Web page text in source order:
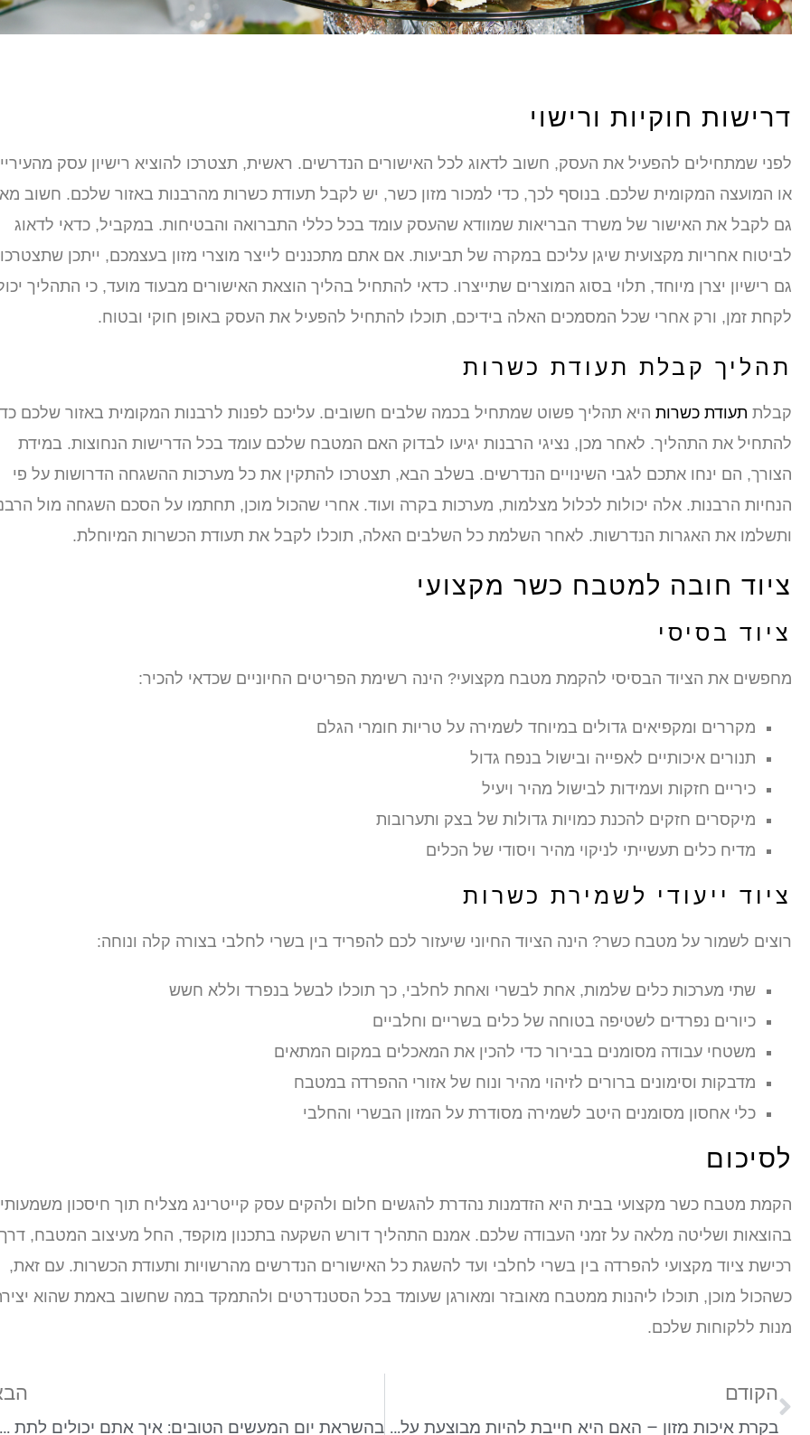
דרישות חוקיות ורישוי
לפני שמתחילים להפעיל את העסק, חשוב לדאוג לכל האישורים הנדרשים. ראשית, תצטרכו להוציא רישיון עסק
או המועצה המקומית שלכם. בנוסף לכך, כדי למכור מזון כשר, יש לקבל תעודת כשרות מהרבנות באזור שלכם. חשוב
גם לקבל את האישור של משרד הבריאות שמוודא שהעסק עומד בכל כללי התברואה והבטיחות. במקביל, כדאי לדאוג
לביטוח אחריות מקצועית שיגן עליכם במקרה של תביעות. אם אתם מתכננים לייצר מוצרי מזון בעצמכם, ייתכן שתצטרכו
גם רישיון יצרן מיוחד, תלוי בסוג המוצרים שתייצרו. כדאי להתחיל בהליך הוצאת האישורים מבעוד מועד, כי התהליך
לקחת זמן, ורק אחרי שכל המסמכים האלה בידיכם, תוכלו להתחיל להפעיל את העסק באופן חוקי ובטוח.
תהליך קבלת תעודת כשרות
קבלת תעודת כשרות היא תהליך פשוט שמתחיל בכמה שלבים חשובים. עליכם לפנות לרבנות המקומית באזור שלכם
להתחיל את התהליך. לאחר מכן, נציגי הרבנות יגיעו לבדוק האם המטבח שלכם עומד בכל הדרישות הנחוצות. במידת
הצורך, הם ינחו אתכם לגבי השינויים הנדרשים. בשלב הבא, תצטרכו להתקין את כל מערכות ההשגחה הדרושות על פי
הנחיות הרבנות. אלה יכולות לכלול מצלמות, מערכות בקרה ועוד. אחרי שהכול מוכן, תחתמו על הסכם השגחה מול
ותשלמו את האגרות הנדרשות. לאחר השלמת כל השלבים האלה, תוכלו לקבל את תעודת הכשרות המיוחלת.
ציוד חובה למטבח כשר מקצועי
ציוד בסיסי
מחפשים את הציוד הבסיסי להקמת מטבח מקצועי? הינה רשימת הפריטים החיוניים שכדאי להכיר:
מקררים ומקפיאים גדולים במיוחד לשמירה על טריות חומרי הגלם
תנורים איכותיים לאפייה ובישול בנפח גדול
כיריים חזקות ועמידות לבישול מהיר ויעיל
מיקסרים חזקים להכנת כמויות גדולות של בצק ותערובות
מדיח כלים תעשייתי לניקוי מהיר ויסודי של הכלים
ציוד ייעודי לשמירת כשרות
רוצים לשמור על מטבח כשר? הינה הציוד החיוני שיעזור לכם להפריד בין בשרי לחלבי בצורה קלה ונוחה:
שתי מערכות כלים שלמות, אחת לבשרי ואחת לחלבי, כך תוכלו לבשל בנפרד וללא חשש
כיורים נפרדים לשטיפה בטוחה של כלים בשריים וחלביים
משטחי עבודה מסומנים בבירור כדי להכין את המאכלים במקום המתאים
מדבקות וסימונים ברורים לזיהוי מהיר ונוח של אזורי ההפרדה במטבח
כלי אחסון מסומנים היטב לשמירה מסודרת על המזון הבשרי והחלבי
לסיכום
הקמת מטבח כשר מקצועי בבית היא הזדמנות נהדרת להגשים חלום ולהקים עסק קייטרינג מצליח תוך חיסכון משמעותי
בהוצאות ושליטה מלאה על זמני העבודה שלכם. אמנם התהליך דורש השקעה בתכנון מוקפד, החל מעיצוב המטבח, דרך
רכישת ציוד מקצועי להפרדה בין בשרי לחלבי ועד להשגת כל האישורים הנדרשים מהרשויות ותעודת הכשרות. עם זאת,
כשהכול מוכן, תוכלו ליהנות ממטבח מאובזר ומאורגן שעומד בכל הסטנדרטים ולהתמקד במה שחשוב באמת שהוא
מנות ללקוחות שלכם.
הקודם
בקרת איכות מזון – האם היא חייבת להיות מבוצעת על ידי אנשים? בהשראת יום המעשים הטובים: איך אתם יכולים לתת לקהילה בחזרה?